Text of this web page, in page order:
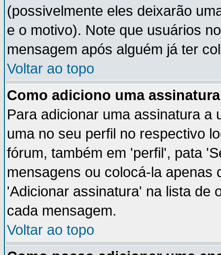
(possivelmente eles deixarão
e o motivo). Note que usuários
mensagem após alguém já ter
Voltar ao topo
Como adiciono uma
Para adicionar uma assinatura a
uma no seu perfil no respectivo
fórum, também em 'perfil', pata
mensagens ou colocá-la apenas
'Adicionar assinatura' na lista de
cada mensagem.
Voltar ao topo